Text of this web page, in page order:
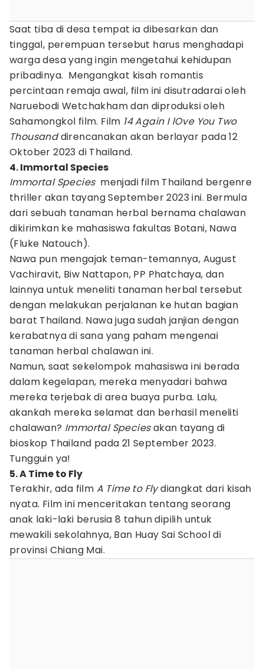
Saat tiba di desa tempat ia dibesarkan dan
tinggal, perempuan tersebut harus menghadapi
warga desa yang ingin mengetahui kehidupan
pribadinya. Mengangkat kisah romantis
percintaan remaja awal, film ini disutradarai oleh
Naruebodi Wetchakham dan diproduksi oleh
Sahamongkol film. Film 14 Again I lOve You Two
Thousanddirencanakan akan berlayar pada 12
Oktober 2023 di Thailand.
4. Immortal Species
Immortal Species menjadi film Thailand bergenre
thriller akan tayang September 2023 ini. Bermula
dari sebuah tanaman herbal bernama chalawan
dikirimkan ke mahasiswa fakultas Botani, Nawa
(Fluke Natouch).
Nawa pun mengajak teman-temannya, August
Vachiravit, Biw Nattapon, PP Phatchaya, dan
lainnya untuk meneliti tanaman herbal tersebut
dengan melakukan perjalanan ke hutan bagian
barat Thailand. Nawa juga sudah janjian dengan
kerabatnya di sana yang paham mengenai
tanaman herbal chalawan ini.
Namun, saat sekelompok mahasiswa ini berada
dalam kegelapan, mereka menyadari bahwa
mereka terjebak di area buaya purba. Lalu,
akankah mereka selamat dan berhasil meneliti
chalawan? Immortal Speciesakan tayang di
bioskop Thailand pada 21 September 2023.
Tungguin ya!
5. A Time to Fly
Terakhir, ada film A Time to Flydiangkat dari kisah
nyata. Film ini menceritakan tentang seorang
anak laki-laki berusia 8 tahun dipilih untuk
mewakili sekolahnya, Ban Huay Sai School di
provinsi Chiang Mai.